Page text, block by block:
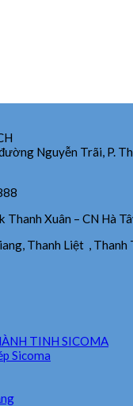
Nguyễn Trãi, P.
Xuân – CN Hà
Thanh Liệt , Thanh
TINH SICOMA
Sicoma